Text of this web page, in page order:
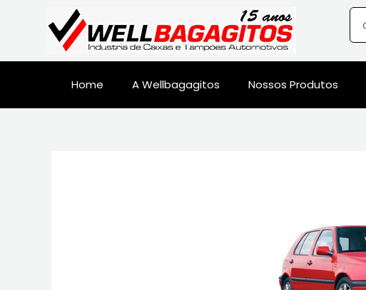
Home A Wellbagagitos Nossos Produtos